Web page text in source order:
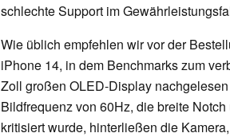
schlechte Support im
Wie üblich empfehlen wir vor der
iPhone 14, in dem Benchmarks zum
Zoll großen OLED-Display
Bildfrequenz von 60Hz, die breite
kritisiert wurde, hinterließen die